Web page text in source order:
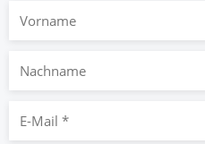
Nachname
Mail